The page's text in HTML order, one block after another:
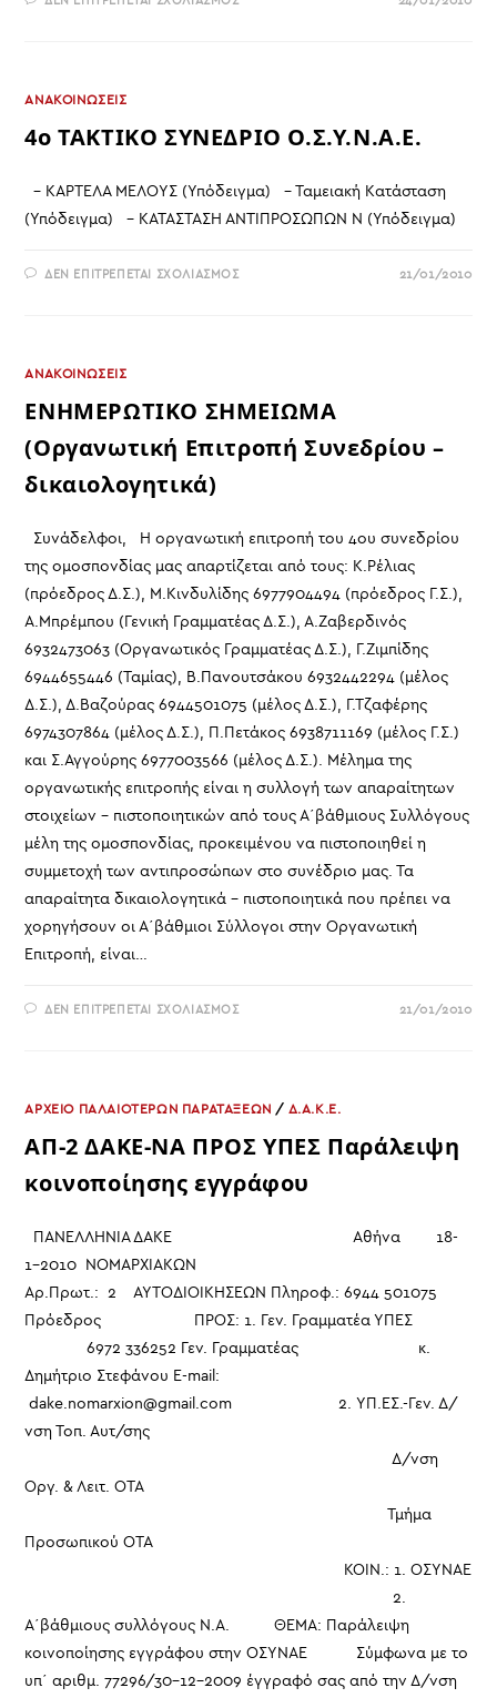
ΑΝΑΚΟΙΝΩΣΕΙΣ
4ο ΤΑΚΤΙΚΟ ΣΥΝΕΔΡΙΟ Ο.Σ.Υ.Ν.Α.Ε.
- ΚΑΡΤΕΛΑ ΜΕΛΟΥΣ (Υπόδειγμα) - Ταμειακή Κατάσταση
(Υπόδειγμα) - ΚΑΤΑΣΤΑΣΗ ΑΝΤΙΠΡΟΣΩΠΩΝ Ν (Υπόδειγμα)
ΔΕΝ ΕΠΙΤΡΈΠΕΤΑΙ ΣΧΟΛΙΑΣΜΌΣΣΤΟ 21/01/2010
ΑΝΑΚΟΙΝΩΣΕΙΣ
ΕΝΗΜΕΡΩΤΙΚΟ ΣΗΜΕΙΩΜΑ
(Οργανωτική Επιτροπή Συνεδρίου –
δικαιολογητικά)
Συνάδελφοι, Η οργανωτική επιτροπή του 4ου συνεδρίου
της ομοσπονδίας μας απαρτίζεται από τους: Κ.Ρέλιας
(πρόεδρος Δ.Σ.), Μ.Κινδυλίδης 6977904494 (πρόεδρος Γ.Σ.),
Α.Μπρέμπου (Γενική Γραμματέας Δ.Σ.), Α.Ζαβερδινός
6932473063 (Οργανωτικός Γραμματέας Δ.Σ.), Γ.Ζιμπίδης
6944655446 (Ταμίας), Β.Πανουτσάκου 6932442294 (μέλος
Δ.Σ.), Δ.Βαζούρας 6944501075 (μέλος Δ.Σ.), Γ.Τζαφέρης
6974307864 (μέλος Δ.Σ.), Π.Πετάκος 6938711169 (μέλος Γ.Σ.)
και Σ.Αγγούρης 6977003566 (μέλος Δ.Σ.). Μέλημα της
οργανωτικής επιτροπής είναι η συλλογή των απαραίτητων
στοιχείων - πιστοποιητικών από τους Α΄βάθμιους Συλλόγους
μέλη της ομοσπονδίας, προκειμένου να πιστοποιηθεί η
συμμετοχή των αντιπροσώπων στο συνέδριο μας. Τα
απαραίτητα δικαιολογητικά - πιστοποιητικά που πρέπει να
χορηγήσουν οι Α΄βάθμιοι Σύλλογοι στην Οργανωτική
Επιτροπή, είναι…
ΔΕΝ ΕΠΙΤΡΈΠΕΤΑΙ ΣΧΟΛΙΑΣΜΌΣΣΤΟ
ΔΙΚΑΙΟΛΟΓΗΤΙΚΆ)
21/01/2010
ΑΡΧΕΙΟ ΠΑΛΑΙΟΤΕΡΩΝ ΠΑΡΑΤΑΞΕΩΝ / Δ.Α.Κ.Ε.
ΑΠ-2 ΔΑΚΕ-ΝΑ ΠΡΟΣ ΥΠΕΣ Παράλειψη
κοινοποίησης εγγράφου
ΠΑΝΕΛΛΗΝΙΑ ΔΑΚΕ Αθήνα 18-
1-2010 ΝΟΜΑΡΧΙΑΚΩΝ
Αρ.Πρωτ.: 2 ΑΥΤΟΔΙΟΙΚΗΣΕΩΝ Πληροφ.: 6944 501075
Πρόεδρος ΠΡΟΣ: 1. Γεν. Γραμματέα ΥΠΕΣ
6972 336252 Γεν. Γραμματέας κ.
Δημήτριο Στεφάνου E-mail:
dake.nomarxion@gmail.com 2. ΥΠ.ΕΣ.-Γεν. Δ/
νση Τοπ. Αυτ/σης
Δ/νση
Οργ. & Λειτ. ΟΤΑ
Τμήμα
Προσωπικού ΟΤΑ
ΚΟΙΝ.: 1. ΟΣΥΝΑΕ
2.
Α΄βάθμιους συλλόγους Ν.Α. ΘΕΜΑ: Παράλειψη
κοινοποίησης εγγράφου στην ΟΣΥΝΑΕ Σύμφωνα με το
υπ΄ αριθμ. 77296/30-12-2009 έγγραφό σας από την Δ/νση